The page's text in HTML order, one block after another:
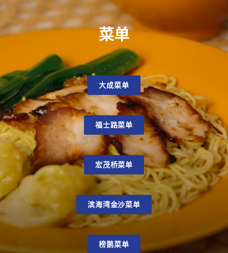
菜单
大成菜单
福士路菜单
宏茂桥菜单
滨海湾金沙菜单
榜鹅菜单